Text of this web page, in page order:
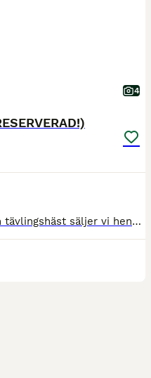
4
Då Lillan tyvärr inte håller som tävlingshäst säljer vi henne nu som avelssto (Säljs ej som ridhäst). Är inte tävlad så mycket då hon är inriden sent, men har några fina resultat och mycket bra lovord